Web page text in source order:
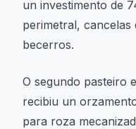
un investimento de
perimetral,
becerros.
O segundo pasteiro
recibiu un
para roza